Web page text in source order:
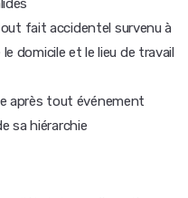
fait accidentel survenu à
domicile et le lieu de travail
après tout événement
sa hiérarchie